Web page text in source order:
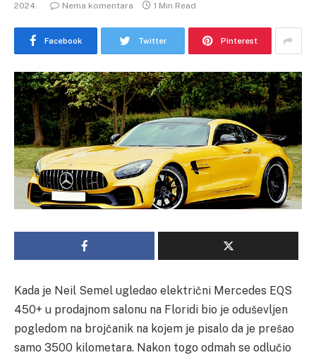
2024.
Nema komentara 1 Min Read
Facebook Twitter Pinterest
Kada je Neil Semel ugledao električni Mercedes EQS
450+ u prodajnom salonu na Floridi bio je oduševljen
pogledom na brojčanik na kojem je pisalo da je prešao
samo 3500 kilometara. Nakon togo odmah se odlučio